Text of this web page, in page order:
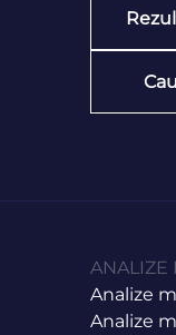
ANALIZE
Analize
Analize